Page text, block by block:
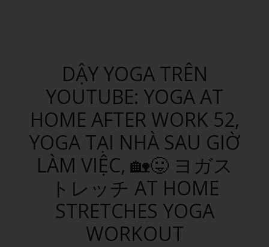
DẬY YOGA TRÊN
YOUTUBE: YOGA AT
HOME AFTER WORK 52,
YOGA TẠI NHÀ SAU GIỜ
LÀM VIỆC, 🏡😛 ヨガス
トレッチ AT HOME
STRETCHES YOGA
WORKOUT